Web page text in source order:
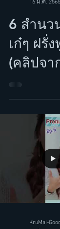
KruMai-
16 มี.ค. 2565
6 สำนว
(คลิปจา